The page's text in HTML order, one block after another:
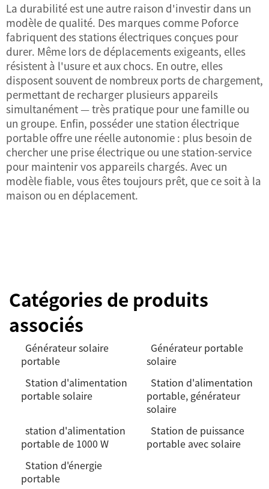
La durabilité est une autre raison d'investir dans un
modèle de qualité. Des marques comme Poforce
fabriquent des stations électriques conçues pour
durer. Même lors de déplacements exigeants, elles
résistent à l'usure et aux chocs. En outre, elles
disposent souvent de nombreux ports de chargement,
permettant de recharger plusieurs appareils
simultanément — très pratique pour une famille ou
un groupe. Enfin, posséder une station électrique
portable offre une réelle autonomie : plus besoin de
chercher une prise électrique ou une station-service
pour maintenir vos appareils chargés. Avec un
modèle fiable, vous êtes toujours prêt, que ce soit à la
maison ou en déplacement.
Catégories de produits
associés
Générateur solaire
portable
Générateur portable
solaire
Station d'alimentation
portable solaire
Station d'alimentation
portable, générateur
solaire
station d'alimentation
portable de 1000 W
Station de puissance
portable avec solaire
Station d'énergie
portable